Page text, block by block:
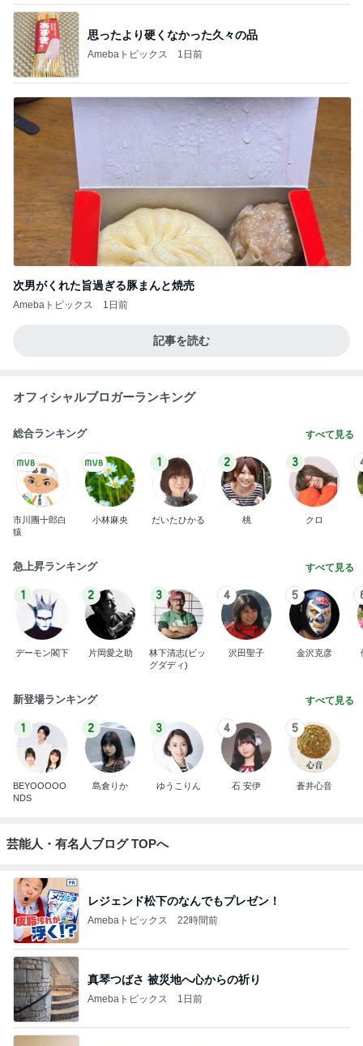
思ったより硬くなかった久々の品
Amebaトピックス 1日前
次男がくれた旨過ぎる豚まんと焼売
Amebaトピックス 1日前
記事を読む
オフィシャルブロガーランキング
総合ランキング すべて見る
市川團十郎白
猿
小林麻央
1
だいたひかる
2
桃
3
クロ
急上昇ランキング すべて見る
1
デーモン閣下
2
片岡愛之助
3
林下清志(ビッ
グダディ)
4
沢田聖子
5
金沢克彦
新登場ランキング すべて見る
1
BEYOOOOO
NDS
2
島倉りか
3
ゆうこりん
4
石 安伊
5
蒼井心音
芸能人・有名人ブログ TOPへ
レジェンド松下のなんでもプレゼン！
Amebaトピックス 22時間前
真琴つばさ 被災地へ心からの祈り
Amebaトピックス 1日前